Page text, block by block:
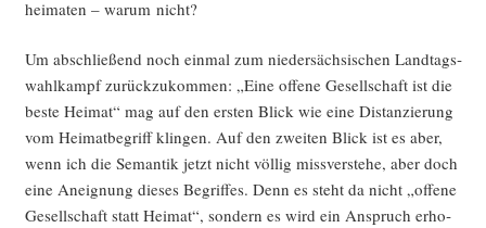
hei­ma­ten – war­um nicht?
Um abschlie­ßend noch ein­mal zum nie­der­säch­si­schen Land­tags­
wahl­kampf zurück­zu­kom­men: „Eine offe­ne Gesell­schaft ist die
bes­te Hei­mat“ mag auf den ers­ten Blick wie eine Distan­zie­rung
vom Hei­mat­be­griff klin­gen. Auf den zwei­ten Blick ist es aber,
wenn ich die Seman­tik jetzt nicht völ­lig miss­ver­ste­he, aber doch
eine Aneig­nung die­ses Begrif­fes. Denn es steht da nicht „offe­ne
Gesell­schaft statt Hei­mat“, son­dern es wird ein Anspruch erho­